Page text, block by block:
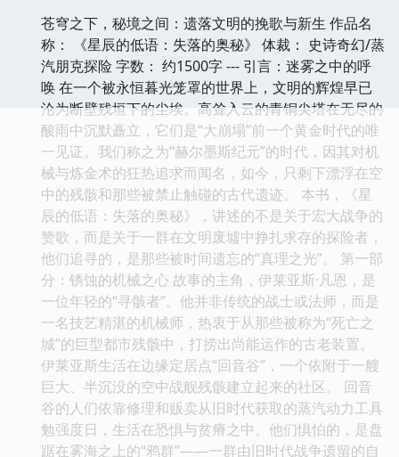
苍穹之下，秘境之间：遗落文明的挽歌与新生 作品名
称： 《星辰的低语：失落的奥秘》 体裁： 史诗奇幻/蒸
汽朋克探险 字数： 约1500字 --- 引言：迷雾之中的呼
唤 在一个被永恒暮光笼罩的世界上，文明的辉煌早已
沦为断壁残垣下的尘埃。高耸入云的青铜尖塔在无尽的
酸雨中沉默矗立，它们是“大崩塌”前一个黄金时代的唯
一见证。我们称之为“赫尔墨斯纪元”的时代，因其对机
械与炼金术的狂热追求而闻名，如今，只剩下漂浮在空
中的残骸和那些被禁止触碰的古代遗迹。 本书，《星
辰的低语：失落的奥秘》，讲述的不是关于宏大战争的
赞歌，而是关于一群在文明废墟中挣扎求存的探险者，
他们追寻的，是那些被时间遗忘的“真理之光”。 第一部
分：锈蚀的机械之心 故事的主角，伊莱亚斯·凡恩，是
一位年轻的“寻骸者”。他并非传统的战士或法师，而是
一名技艺精湛的机械师，热衷于从那些被称为“死亡之
城”的巨型都市残骸中，打捞出尚能运作的古老装置。
伊莱亚斯生活在边缘定居点“回音谷”，一个依附于一艘
巨大、半沉没的空中战舰残骸建立起来的社区。 回音
谷的人们依靠修理和贩卖从旧时代获取的蒸汽动力工具
勉强度日，生活在恐惧与贫瘠之中。他们惧怕的，是盘
踞在雾海之上的“鸦群”——一群由旧时代战争遗留的自